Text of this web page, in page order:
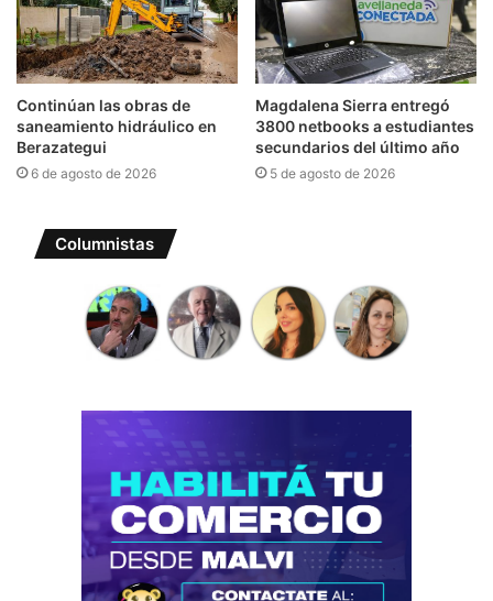
Continúan las obras de
saneamiento hidráulico en
Berazategui
6 de agosto de 2026
Magdalena Sierra entregó
3800 netbooks a estudiantes
secundarios del último año
5 de agosto de 2026
Columnistas